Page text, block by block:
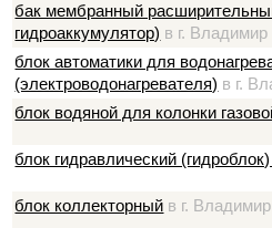
бак мембранный
гидроаккумулятор) в г. Владимир
блок автоматики для
(электроводонагревателя) в г.
блок водяной для колонки
блок гидравлический
блок коллекторный в г. Владимир